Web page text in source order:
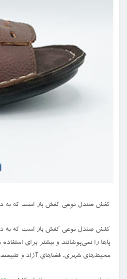
کفش صندل نوعی کفش باز است که به
کفش صندل نوعی کفش باز است که به
پاها را نمی‌پوشانند و بیشتر برای
محیط‌های شهری، فضاهای آزاد و